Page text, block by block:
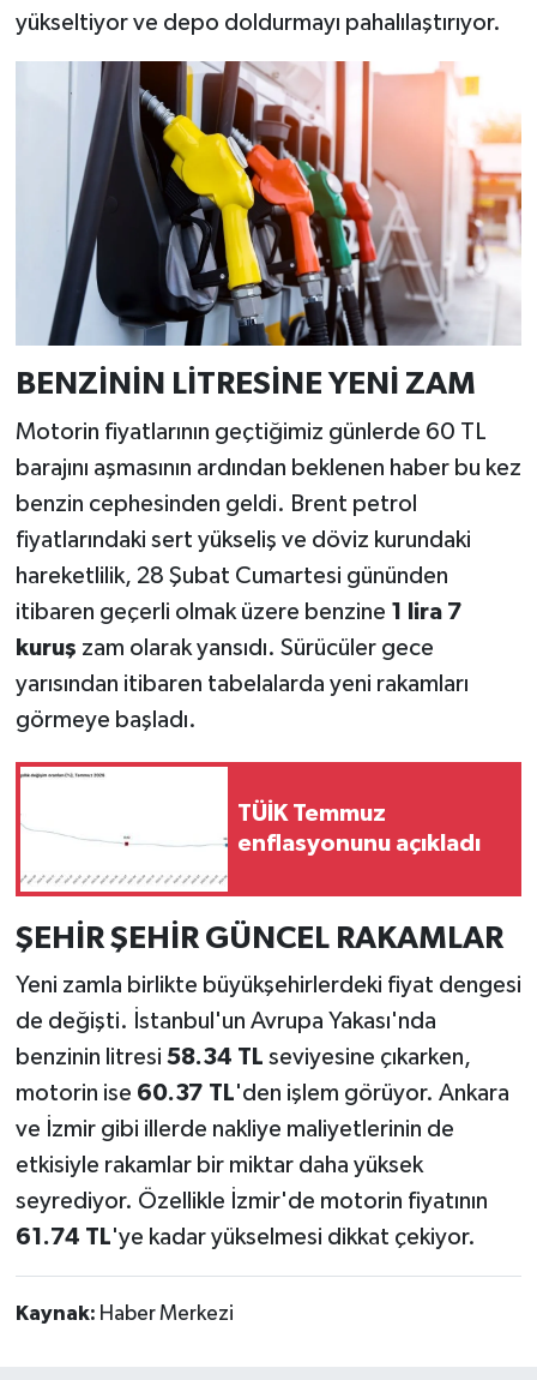
yükseltiyor ve depo doldurmayı pahalılaştırıyor.
BENZİNİN LİTRESİNE YENİ ZAM
Motorin fiyatlarının geçtiğimiz günlerde 60 TL
barajını aşmasının ardından beklenen haber bu kez
benzin cephesinden geldi. Brent petrol
fiyatlarındaki sert yükseliş ve döviz kurundaki
hareketlilik, 28 Şubat Cumartesi gününden
itibaren geçerli olmak üzere benzine 1 lira 7
kuruş zam olarak yansıdı. Sürücüler gece
yarısından itibaren tabelalarda yeni rakamları
görmeye başladı.
TÜİK Temmuz
enflasyonunu açıkladı
ŞEHİR ŞEHİR GÜNCEL RAKAMLAR
Yeni zamla birlikte büyükşehirlerdeki fiyat dengesi
de değişti. İstanbul'un Avrupa Yakası'nda
benzinin litresi 58.34 TL seviyesine çıkarken,
motorin ise 60.37 TL'den işlem görüyor. Ankara
ve İzmir gibi illerde nakliye maliyetlerinin de
etkisiyle rakamlar bir miktar daha yüksek
seyrediyor. Özellikle İzmir'de motorin fiyatının
61.74 TL'ye kadar yükselmesi dikkat çekiyor.
Kaynak: Haber Merkezi